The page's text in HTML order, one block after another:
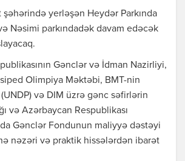
şəhərində yerləşən Heydər Parkında
Nəsimi parkındadək davam edəcək
Gənclər və İdman Nazirliyi,
Olimpiya Məktəbi, BMT-nin
(UNDP) və DIM üzrə gənc səfirlərin
və Azərbaycan Respublikası
Gənclər Fondunun maliyyə dəstəyi
nəzəri və praktik hissələrdən ibarət